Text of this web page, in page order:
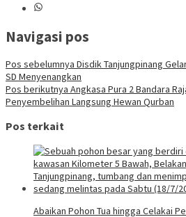
Navigasi pos
Pos sebelumnya Disdik Tanjungpinang
SD Menyenangkan
Pos berikutnya Angkasa Pura 2 Bandara
Penyembelihan Langsung Hewan Qurban
Pos terkait
Abaikan Pohon Tua hingga Celakai